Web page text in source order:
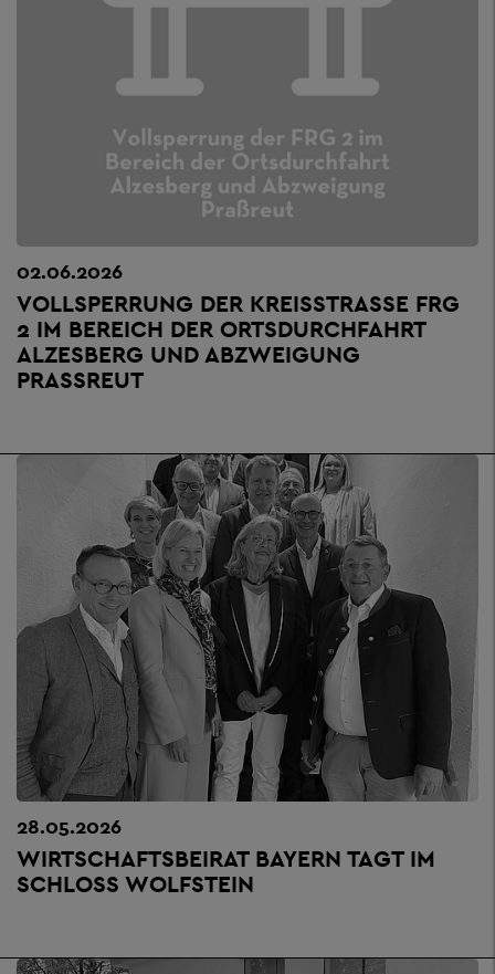
02.06.2026
VOLLSPERRUNG DER KREISSTRASSE FRG 2
IM BEREICH DER ORTSDURCHFAHRT A
LZESBERG UND ABZWEIGUNG P
RASSREUT
28.05.2026
WIRTSCHAFTSBEIRAT BAYERN TAGT IM
SCHLOSS WOLFSTEIN